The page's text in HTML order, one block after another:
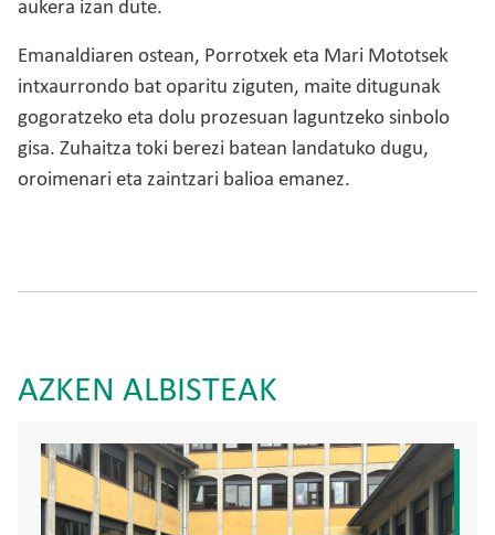
aukera izan dute.
Emanaldiaren ostean, Porrotxek eta Mari Mototsek
intxaurrondo bat oparitu ziguten, maite ditugunak
gogoratzeko eta dolu prozesuan laguntzeko sinbolo
gisa. Zuhaitza toki berezi batean landatuko dugu,
oroimenari eta zaintzari balioa emanez.
AZKEN ALBISTEAK
Irudia